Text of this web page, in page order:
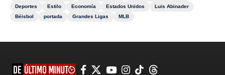
Deportes
Estilo Economía Estados Unidos
Luis Abinader
Béisbol
portada Grandes Ligas MLB